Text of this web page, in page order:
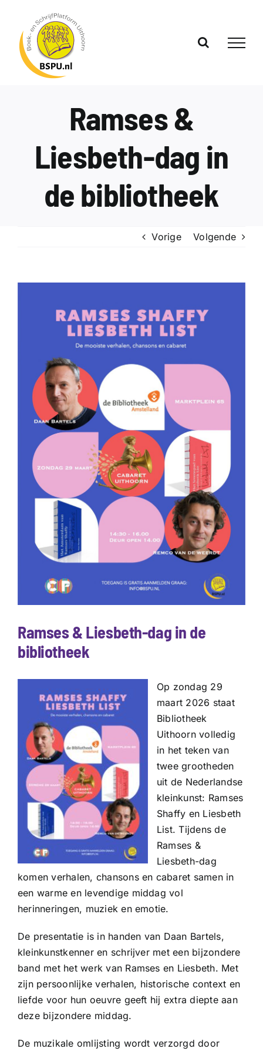
inhoud
Ramses &
Liesbeth-dag in
de bibliotheek
Vorige Volgende
afbeelding
Ramses & Liesbeth-dag in de
bibliotheek
Op zondag 29
maart 2026 staat
Bibliotheek
Uithoorn volledig
in het teken van
twee grootheden
uit de Nederlandse
kleinkunst: Ramses
Shaffy en Liesbeth
List. Tijdens de
Ramses &
Liesbeth-dag
komen verhalen, chansons en cabaret samen in
een warme en levendige middag vol
herinneringen, muziek en emotie.
De presentatie is in handen van Daan Bartels,
kleinkunstkenner en schrijver met een bijzondere
band met het werk van Ramses en Liesbeth. Met
zijn persoonlijke verhalen, historische context en
liefde voor hun oeuvre geeft hij extra diepte aan
deze bijzondere middag.
De muzikale omlijsting wordt verzorgd door